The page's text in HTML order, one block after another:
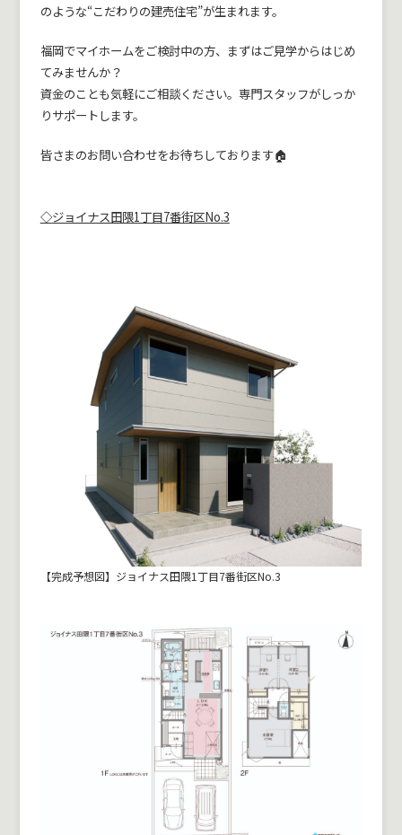
のような“こだわりの建売住宅”が生まれます。
福岡でマイホームをご検討中の方、まずはご見学からはじめ
てみませんか？
資金のことも気軽にご相談ください。専門スタッフがしっか
りサポートします。
皆さまのお問い合わせをお待ちしております🏠
◇ジョイナス田隈1丁目7番街区No.3
【完成予想図】ジョイナス田隈1丁目7番街区No.3